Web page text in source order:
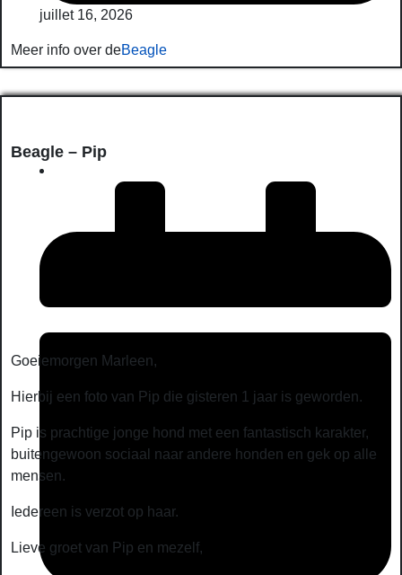
juillet 16, 2026
Meer info over deBeagle
Beagle – Pip
Goeiemorgen Marleen,
Hierbij een foto van Pip die gisteren 1 jaar is geworden.
Pip is prachtige jonge hond met een fantastisch karakter,
buitengewoon sociaal naar andere honden en gek op alle
mensen.
Iedereen is verzot op haar.
Lieve groet van Pip en mezelf,